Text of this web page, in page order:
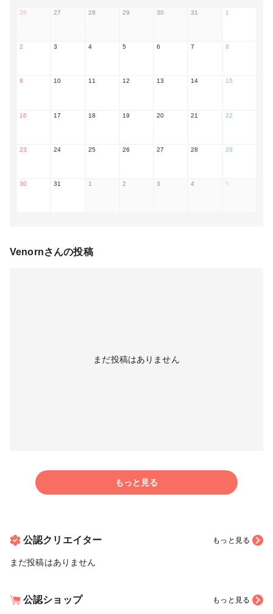
26 27 28 29 30 31 1
2 3 4 5 6 7 8
9 10 11 12 13 14 15
16 17 18 19 20 21 22
23 24 25 26 27 28 29
30 31 1 2 3 4 5
Venornさんの投稿
まだ投稿はありません
もっと見る
公認クリエイター もっと見る
まだ投稿はありません
公認ショップ もっと見る